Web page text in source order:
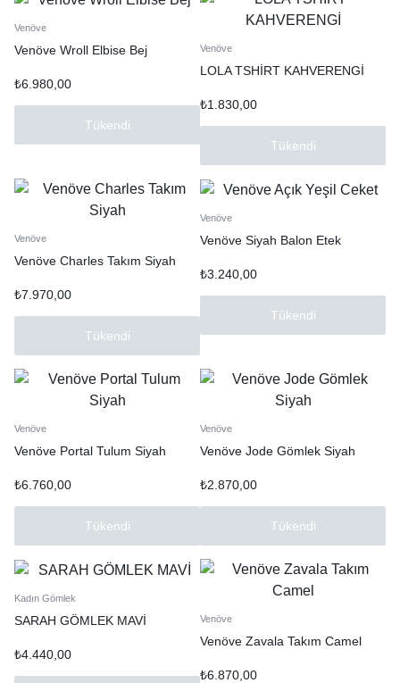
Venöve
Venöve Wroll Elbise Bej
₺6.980,00
Tükendi
Venöve
LOLA TSHİRT KAHVERENGİ
₺1.830,00
Tükendi
Venöve
Venöve Charles Takım Siyah
₺7.970,00
Tükendi
Venöve
Venöve Siyah Balon Etek
₺3.240,00
Tükendi
Venöve
Venöve Portal Tulum Siyah
₺6.760,00
Tükendi
Venöve
Venöve Jode Gömlek Siyah
₺2.870,00
Tükendi
Kadın Gömlek
SARAH GÖMLEK MAVİ
₺4.440,00
Venöve
Venöve Zavala Takım Camel
₺6.870,00